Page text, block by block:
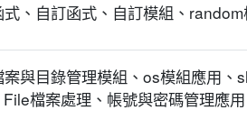
、自訂函式、自訂模組、
與目錄管理模組、os模組應用、
檔案處理、帳號與密碼管理應用